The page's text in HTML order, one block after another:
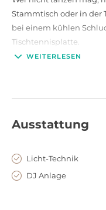
Stammtisch oder in der
bei einem kühlen
Tischtennisplatte.
Bränden auch
Séparées! Bis
WEITERLESEN
Ausstattung
Licht-Technik
DJ Anlage